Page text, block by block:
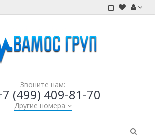
Звоните нам:
(499) 409-81-70
Другие номера